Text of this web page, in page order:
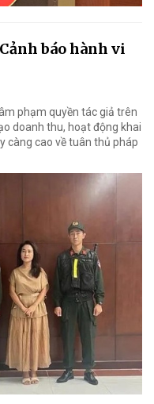
báo hành vi
phạm quyền tác giả trên
doanh thu, hoạt động khai
càng cao về tuân thủ pháp